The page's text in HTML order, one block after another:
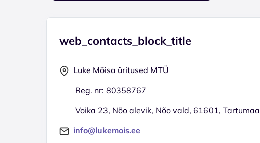
web_contacts_block_title
Luke Mõisa üritused MTÜ
Reg. nr: 80358767
Voika 23, Nõo alevik, Nõo vald, 61601, Tartumaa
info@lukemois.ee